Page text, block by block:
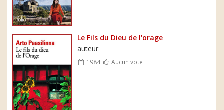
Le Fils du Dieu de l'orage
auteur
1984 Aucun vote